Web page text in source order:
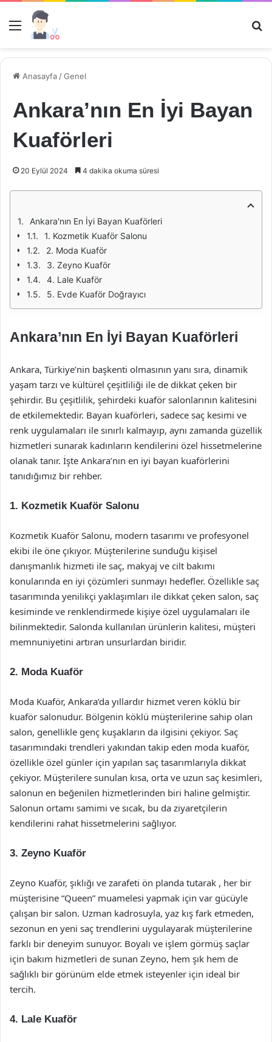
Menü
Anasayfa /Genel
Ankara’nın En İyi Bayan
Kuaförleri
20 Eylül 2024 4 dakika okuma süresi
Ankara'nın En İyi Bayan Kuaförleri
1. Kozmetik Kuaför Salonu
2. Moda Kuaför
3. Zeyno Kuaför
4. Lale Kuaför
5. Evde Kuaför Doğrayıcı
Ankara’nın En İyi Bayan Kuaförleri
Ankara, Türkiye’nin başkenti olmasının yanı sıra, dinamik
yaşam tarzı ve kültürel çeşitliliği ile de dikkat çeken bir
şehirdir. Bu çeşitlilik, şehirdeki kuaför salonlarının kalitesini
de etkilemektedir. Bayan kuaförleri, sadece saç kesimi ve
renk uygulamaları ile sınırlı kalmayıp, aynı zamanda güzellik
hizmetleri sunarak kadınların kendilerini özel hissetmelerine
olanak tanır. İşte Ankara’nın en iyi bayan kuaförlerini
tanıdığımız bir rehber.
1. Kozmetik Kuaför Salonu
Kozmetik Kuaför Salonu, modern tasarımı ve profesyonel
ekibi ile öne çıkıyor. Müşterilerine sunduğu kişisel
danışmanlık hizmeti ile saç, makyaj ve cilt bakımı
konularında en iyi çözümleri sunmayı hedefler. Özellikle saç
tasarımında yenilikçi yaklaşımları ile dikkat çeken salon, saç
kesiminde ve renklendirmede kişiye özel uygulamaları ile
bilinmektedir. Salonda kullanılan ürünlerin kalitesi, müşteri
memnuniyetini artıran unsurlardan biridir.
2. Moda Kuaför
Moda Kuaför, Ankara’da yıllardır hizmet veren köklü bir
kuaför salonudur. Bölgenin köklü müşterilerine sahip olan
salon, genellikle genç kuşakların da ilgisini çekiyor. Saç
tasarımındaki trendleri yakından takip eden moda kuaför,
özellikle özel günler için yapılan saç tasarımlarıyla dikkat
çekiyor. Müşterilere sunulan kısa, orta ve uzun saç kesimleri,
salonun en beğenilen hizmetlerinden biri haline gelmiştir.
Salonun ortamı samimi ve sıcak, bu da ziyaretçilerin
kendilerini rahat hissetmelerini sağlıyor.
3. Zeyno Kuaför
Zeyno Kuaför, şıklığı ve zarafeti ön planda tutarak , her bir
müşterisine “Queen” muamelesi yapmak için var gücüyle
çalışan bir salon. Uzman kadrosuyla, yaz kış fark etmeden,
sezonun en yeni saç trendlerini uygulayarak müşterilerine
farklı bir deneyim sunuyor. Boyalı ve işlem görmüş saçlar
için bakım hizmetleri de sunan Zeyno, hem şık hem de
sağlıklı bir görünüm elde etmek isteyenler için ideal bir
tercih.
4. Lale Kuaför